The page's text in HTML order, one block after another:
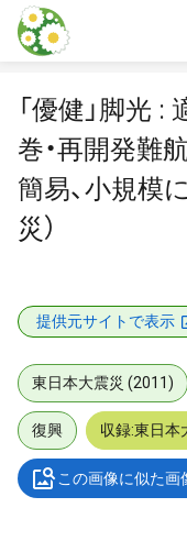
本文に飛ぶ
「優健」脚光
巻・再開発難
簡易、小規模
災）
提供元サイトで表示
東日本大震災 (2011)
復興 収録:東日本
この画像に似た画